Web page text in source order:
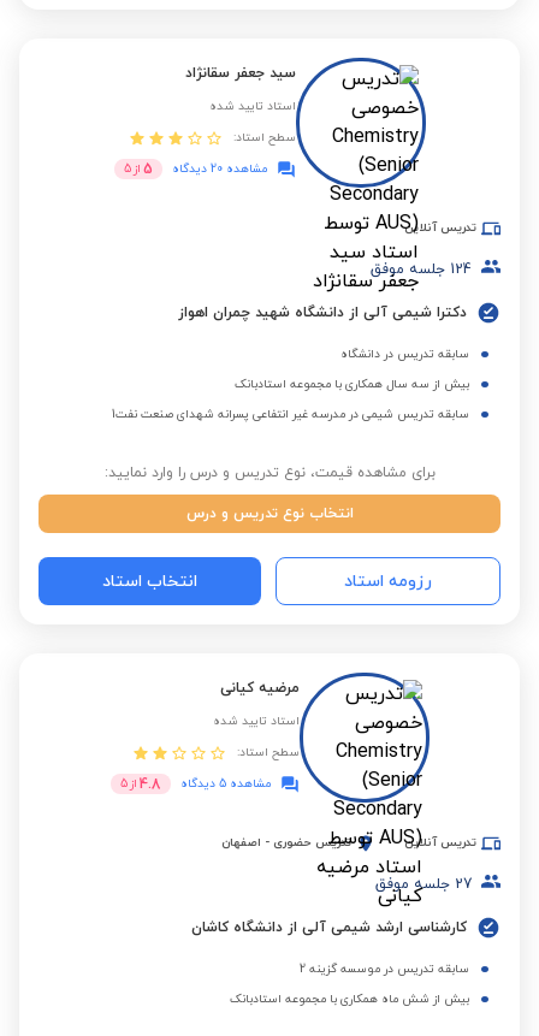
سید جعفر سقانژاد
استاد تایید شده
سطح استاد:
مشاهده 20 دیدگاه
5 از 5
تدریس آنلاین
124 جلسه موفق
دکترا شیمی آلی از دانشگاه شهید چمران اهواز
سابقه تدریس در دانشگاه
بیش از سه سال همکاری با مجموعه استادبانک
سابقه تدریس شیمی در مدرسه غیر انتفاعی پسرانه شهدای صنعت نفت1
برای مشاهده قیمت، نوع تدریس و درس را وارد نمایید:
انتخاب نوع تدریس و درس
رزومه استاد انتخاب استاد
مرضیه کیانی
استاد تایید شده
سطح استاد:
مشاهده 5 دیدگاه
4.8 از 5
تدریس آنلاین تدریس حضوری - اصفهان
27 جلسه موفق
کارشناسی ارشد شیمی آلی از دانشگاه کاشان
سابقه تدریس در موسسه گزینه 2
بیش از شش ماه همکاری با مجموعه استادبانک